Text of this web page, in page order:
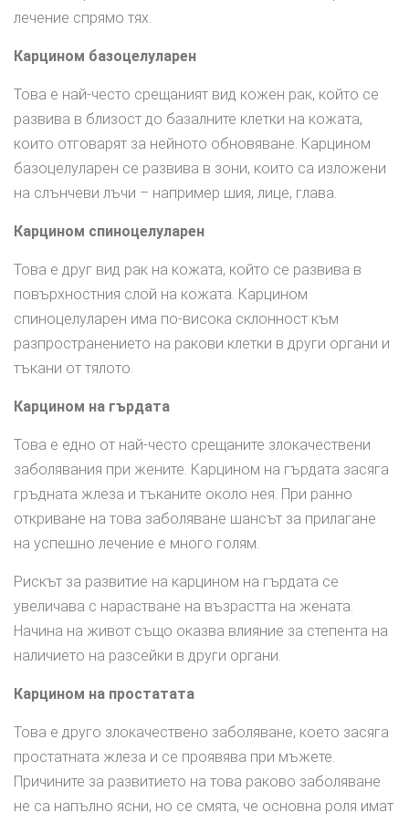
лечение спрямо тях.
Карцином базоцелуларен
Това е най-често срещаният вид кожен рак, който се
развива в близост до базалните клетки на кожата,
които отговарят за нейното обновяване. Карцином
базоцелуларен се развива в зони, които са изложени
на слънчеви лъчи – например шия, лице, глава.
Карцином спиноцелуларен
Това е друг вид рак на кожата, който се развива в
повърхностния слой на кожата. Карцином
спиноцелуларен има по-висока склонност към
разпространението на ракови клетки в други органи и
тъкани от тялото.
Карцином на гърдата
Това е едно от най-често срещаните злокачествени
заболявания при жените. Карцином на гърдата засяга
гръдната жлеза и тъканите около нея. При ранно
откриване на това заболяване шансът за прилагане
на успешно лечение е много голям.
Рискът за развитие на карцином на гърдата се
увеличава с нарастване на възрастта на жената.
Начина на живот също оказва влияние за степента на
наличието на разсейки в други органи.
Карцином на простатата
Това е друго злокачествено заболяване, което засяга
простатната жлеза и се проявява при мъжете.
Причините за развитието на това раково заболяване
не са напълно ясни, но се смята, че основна роля имат